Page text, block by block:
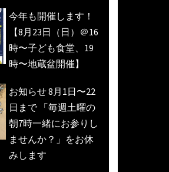
今年も開催します！
【8月23日（日）＠16
時〜子ども食堂、19
時〜地蔵盆開催】
お知らせ 8月1日〜22
日まで 「毎週土曜の
朝7時一緒にお参りし
ませんか？」をお休
みします